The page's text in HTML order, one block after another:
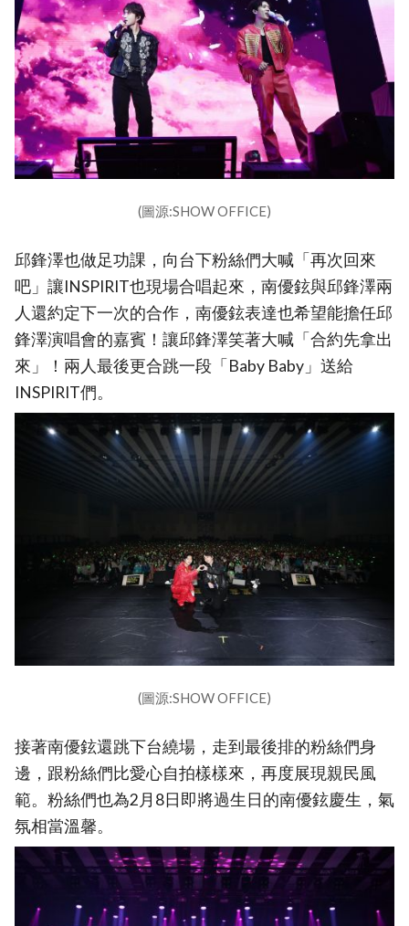
(圖源:SHOW OFFICE)
邱鋒澤也做足功課，向台下粉絲們大喊「再次回來
吧」讓INSPIRIT也現場合唱起來，南優鉉與邱鋒澤兩
人還約定下一次的合作，南優鉉表達也希望能擔任邱
鋒澤演唱會的嘉賓！讓邱鋒澤笑著大喊「合約先拿出
來」！兩人最後更合跳一段「Baby Baby」送給
INSPIRIT們。
(圖源:SHOW OFFICE)
接著南優鉉還跳下台繞場，走到最後排的粉絲們身
邊，跟粉絲們比愛心自拍樣樣來，再度展現親民風
範。粉絲們也為2月8日即將過生日的南優鉉慶生，氣
氛相當溫馨。